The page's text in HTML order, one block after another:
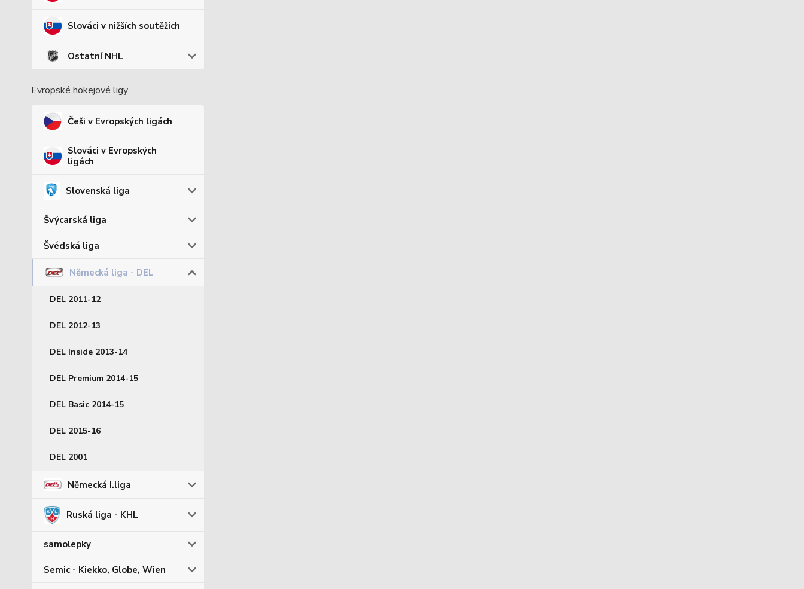
Slováci v nižších soutěžích
Ostatní NHL
Evropské hokejové ligy
Češi v Evropských ligách
Slováci v Evropských
ligách
Slovenská liga
Švýcarská liga
Švédská liga
Německá liga - DEL
DEL 2011-12
DEL 2012-13
DEL Inside 2013-14
DEL Premium 2014-15
DEL Basic 2014-15
DEL 2015-16
DEL 2001
Německá I.liga
Ruská liga - KHL
samolepky
Semic - Kiekko, Globe, Wien